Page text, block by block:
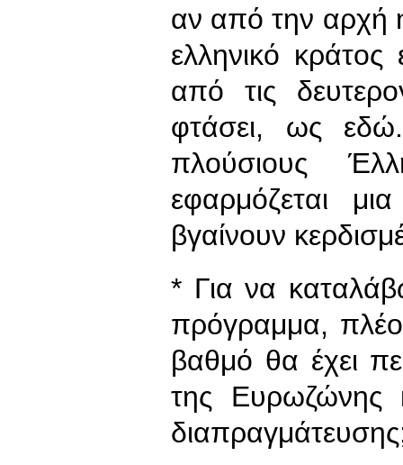
αν από την αρχή η
ελληνικό κράτος
από τις
φτάσει, ως
πλούσιους
εφαρμόζεται
βγαίνουν
* Για να
πρόγραμμα,
βαθμό θα έχει
της Ευρωζώνης